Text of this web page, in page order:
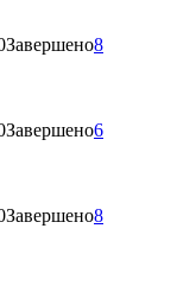
Завершено8
Завершено6
Завершено8